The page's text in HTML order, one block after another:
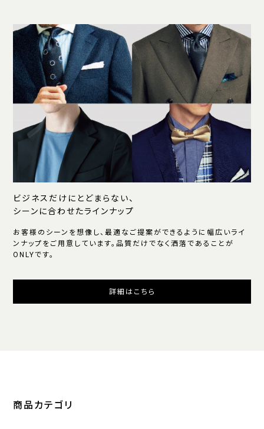
ビジネスだけにとどまらない、
シーンに合わせたラインナップ
お客様のシーンを想像し、最適なご提案ができるように幅広いライ
ンナップをご用意しています。品質だけでなく洒落であることが
ONLYです。
詳細はこちら
商品カテゴリ